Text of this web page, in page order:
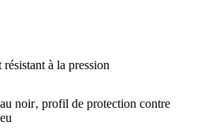
résistant à la pression
noir‚ profil de protection contre